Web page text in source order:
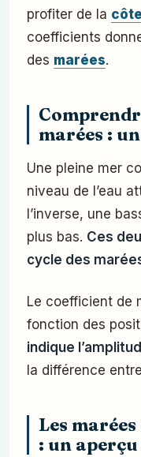
profiter de la côte
coefficients
des marées.
marées :
Une pleine mer
niveau de l’eau
l’inverse, une
plus bas. Ces
cycle des
Le coefficient de
fonction des
indique
la différence
Les
: un